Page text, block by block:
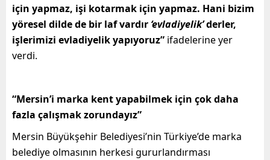
için yapmaz, işi kotarmak için yapmaz. Hani bizim
yöresel dilde de bir laf vardır ‘evladiyelik’derler,
işlerimizi evladiyelik yapıyoruz” ifadelerine yer
verdi.
“Mersin’i marka kent yapabilmek için çok daha
fazla çalışmak zorundayız”
Mersin Büyükşehir Belediyesi’nin Türkiye’de marka
belediye olmasının herkesi gururlandırması